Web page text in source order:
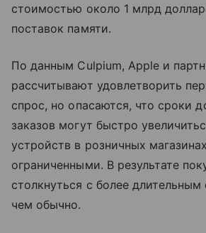
стоимостью около 1 млрд
поставок памяти.
По данным Culpium, Apple и
рассчитывают удовлетворить
спрос, но опасаются, что сроки
заказов могут быстро
устройств в розничных
ограниченными. В результате
столкнуться с более
чем обычно.